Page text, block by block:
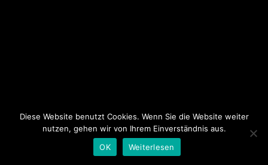
Diese Website benutzt Cookies. Wenn Sie die Website weiter
nutzen, gehen wir von Ihrem Einverständnis aus.
OK
Weiterlesen